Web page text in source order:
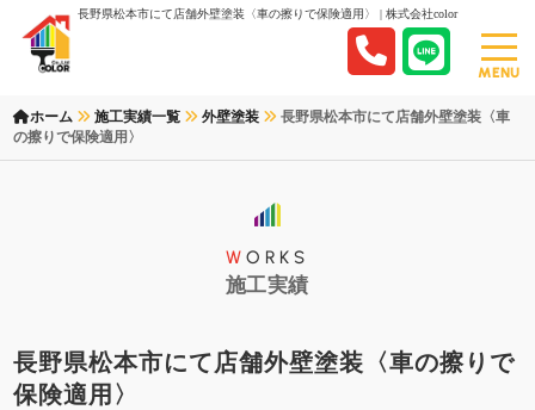
長野県松本市にて店舗外壁塗装〈車の擦りで保険適用〉 | 株式会社color
MENU
ホーム 施工実績一覧 外壁塗装
長野県松本市にて店舗外壁塗装〈車
の擦りで保険適用〉
WORKS
施工実績
長野県松本市にて店舗外壁塗装〈車の擦りで
保険適用〉